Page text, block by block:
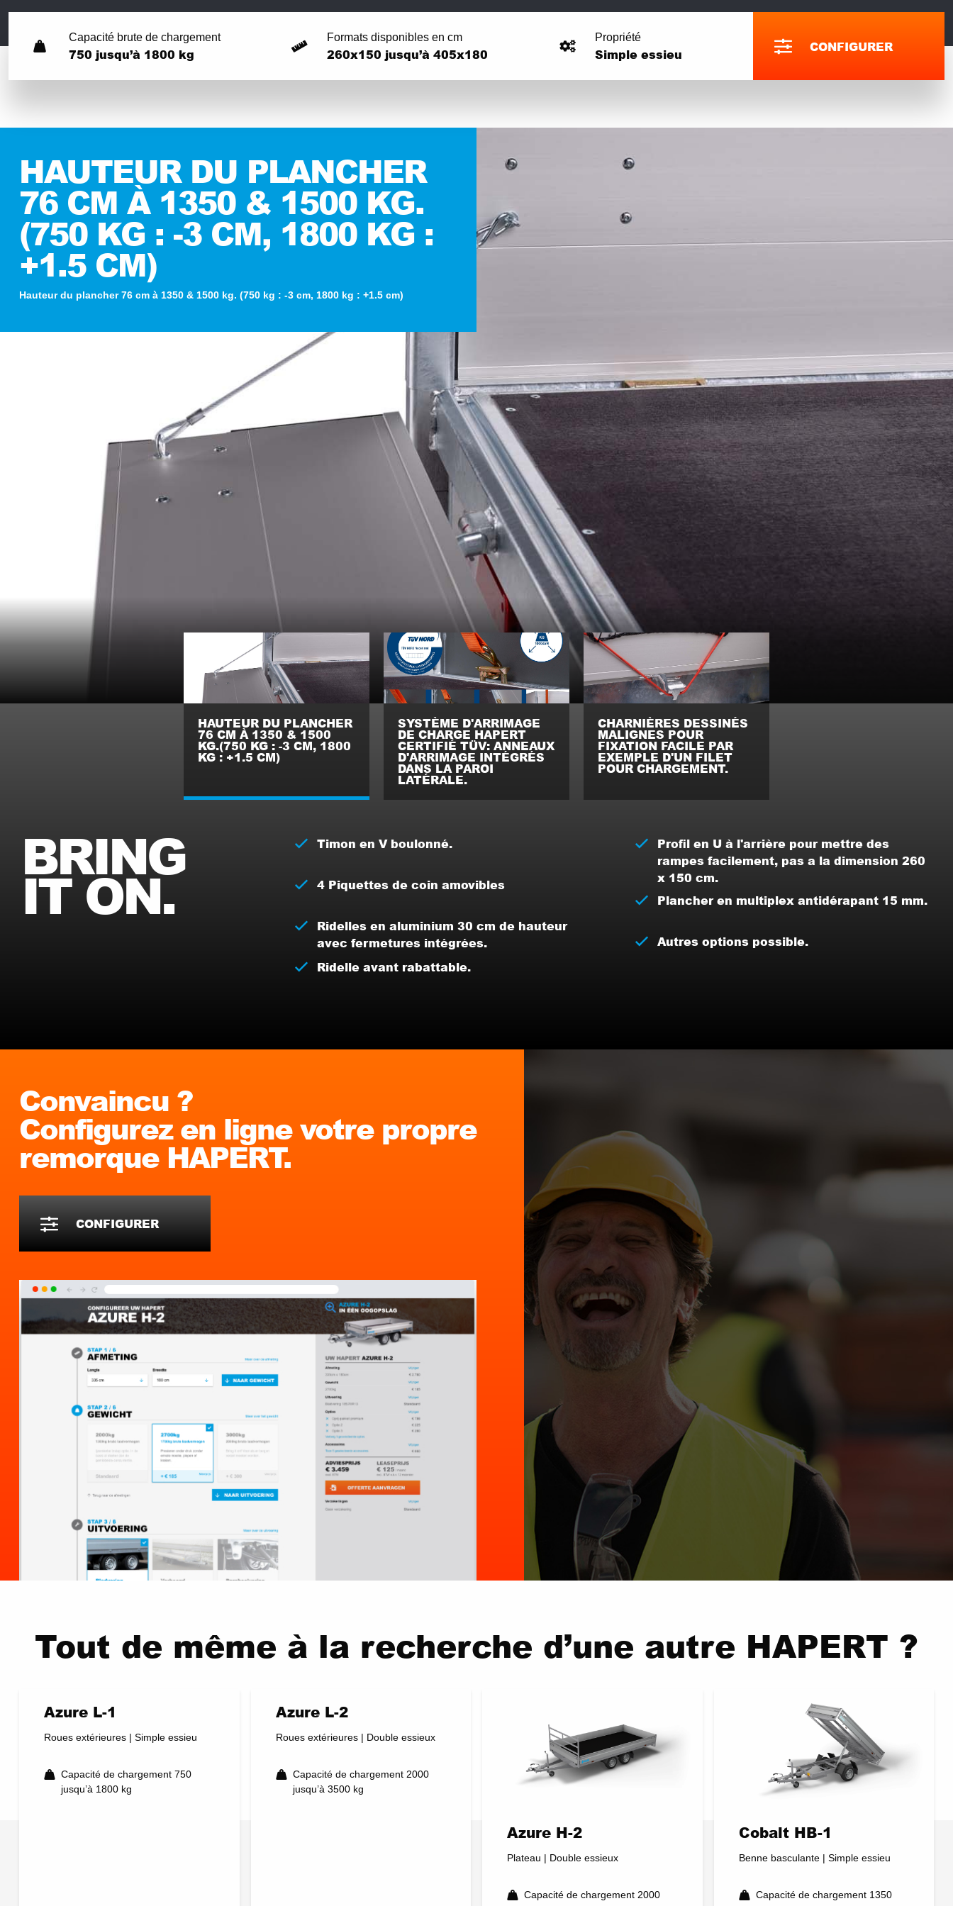
Capacité brute de chargement
750 jusqu’à 1800 kg
Formats disponibles en cm
260x150 jusqu’à 405x180
Propriété
Simple essieu
CONFIGURER
HAUTEUR DU PLANCHER
76 CM À 1350 & 1500 KG.
(750 KG : -3 CM, 1800 KG :
+1.5 CM)
Hauteur du plancher 76 cm à 1350 & 1500 kg. (750 kg : -3 cm, 1800 kg : +1.5 cm)
HAUTEUR DU PLANCHER
76 CM À 1350 & 1500
KG.(750 KG : -3 CM, 1800
KG : +1.5 CM)
SYSTÈME D'ARRIMAGE
DE CHARGE HAPERT
CERTIFIÉ TÜV: ANNEAUX
D'ARRIMAGE INTÉGRÉS
DANS LA PAROI
LATÉRALE.
CHARNIÈRES DESSINÉS
MALIGNES POUR
FIXATION FACILE PAR
EXEMPLE D'UN FILET
POUR CHARGEMENT.
BRING
IT ON.
Timon en V boulonné.
4 Piquettes de coin amovibles
Ridelles en aluminium 30 cm de hauteur
avec fermetures intégrées.
Ridelle avant rabattable.
Profil en U à l'arrière pour mettre des
rampes facilement, pas a la dimension 260
x 150 cm.
Plancher en multiplex antidérapant 15 mm.
Autres options possible.
Convaincu ?
Configurez en ligne votre propre
remorque HAPERT.
CONFIGURER
Tout de même à la recherche d’une autre HAPERT ?
Azure L-1
Roues extérieures | Simple essieu
Capacité de chargement 750
jusqu’à 1800 kg
Azure L-2
Roues extérieures | Double essieux
Capacité de chargement 2000
jusqu’à 3500 kg
Azure H-2
Plateau | Double essieux
Capacité de chargement 2000
Cobalt HB-1
Benne basculante | Simple essieu
Capacité de chargement 1350